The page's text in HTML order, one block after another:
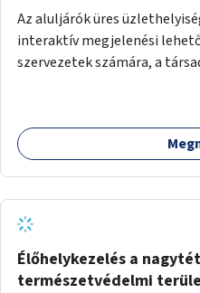
Az aluljárók üres
interaktív megjelenési
szervezetek számára, a
például rajzokkal,
vagy akciónapokkal – bérleti
Élőhelykezelés a
természetvédelmi